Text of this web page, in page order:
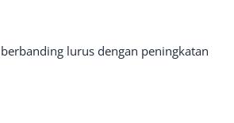
lurus dengan peningkatan